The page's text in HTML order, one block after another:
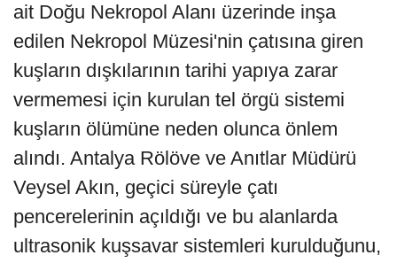
ait Doğu Nekropol Alanı üzerinde inşa
edilen Nekropol Müzesi'nin çatısına giren
kuşların dışkılarının tarihi yapıya zarar
vermemesi için kurulan tel örgü sistemi
kuşların ölümüne neden olunca önlem
alındı. Antalya Rölöve ve Anıtlar Müdürü
Veysel Akın, geçici süreyle çatı
pencerelerinin açıldığı ve bu alanlarda
ultrasonik kuşsavar sistemleri kurulduğunu,